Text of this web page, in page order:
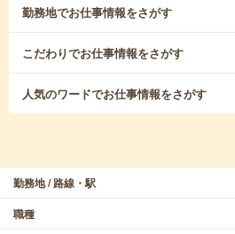
勤務地でお仕事情報をさがす
こだわりでお仕事情報をさがす
人気のワードでお仕事情報をさがす
勤務地 / 路線・駅
職種